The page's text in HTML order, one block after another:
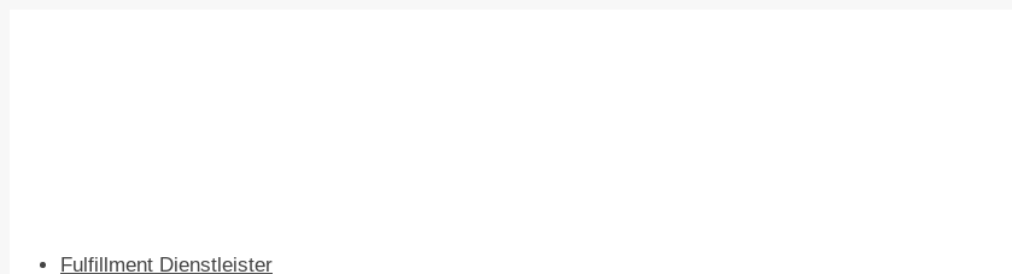
Fulfillment Dienstleister